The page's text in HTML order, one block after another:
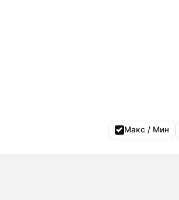
Макс / Мин